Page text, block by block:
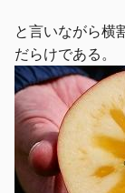
と言いながら横
だらけである。